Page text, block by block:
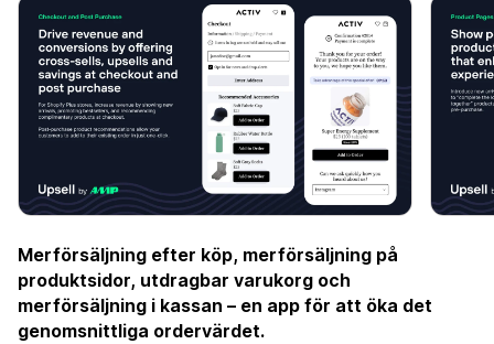
Merförsäljning efter köp, merförsäljning på
produktsidor, utdragbar varukorg och
merförsäljning i kassan – en app för att öka det
genomsnittliga ordervärdet.